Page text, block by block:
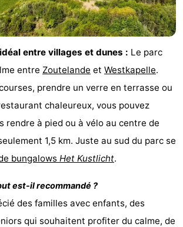
entre villages et dunes : Le parc
entre Zoutelande et Westkapelle.
prendre un verre en terrasse ou
chaleureux, vous pouvez
rendre à pied ou à vélo au centre de
1,5 km. Juste au sud du parc se
bungalows Het Kustlicht.
est-il recommandé ?
des familles avec enfants, des
qui souhaitent profiter du calme, de